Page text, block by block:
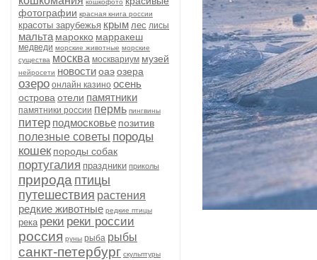
кошкофото
фотографии красная книга россии
красоты зарубежья крым лес лисы
мальта марокко марракеш
медведи морские животные морские
существа москва москвариум музей
нейросети новостиоаэозера
озеро онлайн казино осень
острова отели памятники
памятники россии пермь пингвины
питер подмосковье позитив
полезные советы породы
кошек породы собак
португалия праздники приколы
природа птицы
путешествия растения
редкие животные редкие птицы
река реки реки россии
россия руны рыба рыбы
санкт-петербург скульптуры